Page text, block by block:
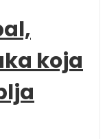
koja